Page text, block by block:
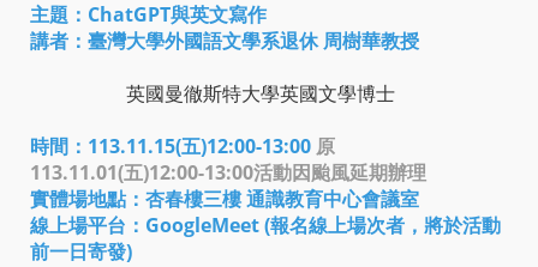
主題：ChatGPT與英文寫作
講者：臺灣大學外國語文學系退休 周樹華教授
英國曼徹斯特大學英國文學博士
時間：113.11.15(五)12:00-13:00 原
113.11.01(五)12:00-13:00活動因颱風延期辦理
實體場地點：杏春樓三樓 通識教育中心會議室
線上場平台：GoogleMeet (報名線上場次者，將於活動
前一日寄發)